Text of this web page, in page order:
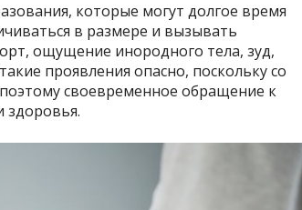
которые могут долгое время
в размере и вызывать
ощущение инородного тела, зуд,
проявления опасно, поскольку со
своевременное обращение к
здоровья.